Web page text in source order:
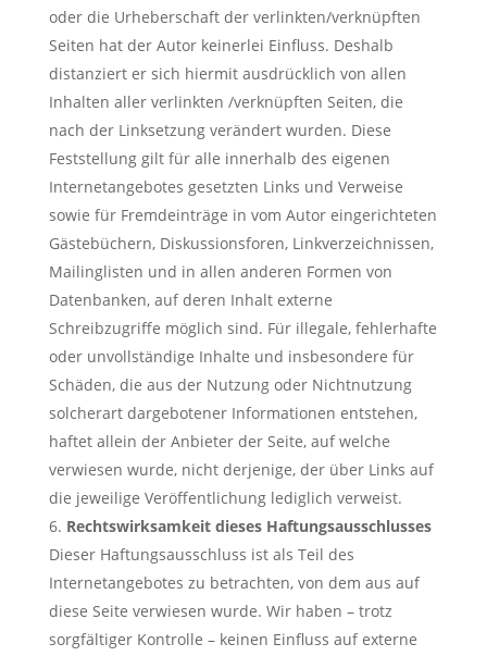
oder die Urheberschaft der verlinkten/verknüpften
Seiten hat der Autor keinerlei Einfluss. Deshalb
distanziert er sich hiermit ausdrücklich von allen
Inhalten aller verlinkten /verknüpften Seiten, die
nach der Linksetzung verändert wurden. Diese
Feststellung gilt für alle innerhalb des eigenen
Internetangebotes gesetzten Links und Verweise
sowie für Fremdeinträge in vom Autor eingerichteten
Gästebüchern, Diskussionsforen, Linkverzeichnissen,
Mailinglisten und in allen anderen Formen von
Datenbanken, auf deren Inhalt externe
Schreibzugriffe möglich sind. Für illegale, fehlerhafte
oder unvollständige Inhalte und insbesondere für
Schäden, die aus der Nutzung oder Nichtnutzung
solcherart dargebotener Informationen entstehen,
haftet allein der Anbieter der Seite, auf welche
verwiesen wurde, nicht derjenige, der über Links auf
die jeweilige Veröffentlichung lediglich verweist.
Rechtswirksamkeit dieses Haftungsausschlusses
Dieser Haftungsausschluss ist als Teil des
Internetangebotes zu betrachten, von dem aus auf
diese Seite verwiesen wurde. Wir haben – trotz
sorgfältiger Kontrolle – keinen Einfluss auf externe